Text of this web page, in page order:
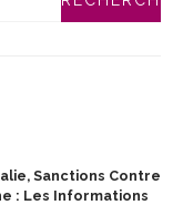
Sanctions Contre
: Les Informations